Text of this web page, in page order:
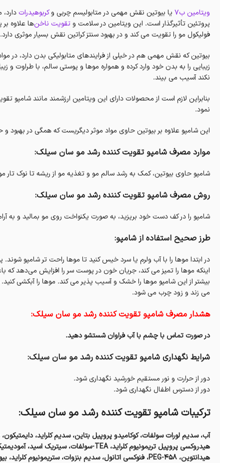
ویتامین ب7
یا بیوتین نقش مهمی در متابولیسم چربی وکربوهیدرات
پروتئین تأثیرگذار است. این ویتامین در سلامت وتقویت ناخن‌ها علاوه
فولیکول مو را تقویت می کند و در بهبود سنتز کراتین نقش بسیار موثری دارد.
بیوتین که نقش مهمی هم در خیلی از فرایندهای متابولیکی بدن دارد، در
زیبایی را به بدن خود وارد کرده و همواره موها و پوستی سالم، با طراوت و
نکند آسیب می ‌بیند.
بنابراین لازم است از محصولات دارای این ویتامین ارزشمند مانند شامپو
نمود.
این شامپو علاوه بر بیوتین حاوی مواد موثر دیگریست که همگی در بهبود
موارد مصرف شامپو تقویت کننده رشد مو سان سیلک:
شامپو حاوی بیوتین، کمک به رشد سالم مو و تغذیه مو از ریشه تا نوک تار
روش مصرف شامپو تقویت کننده رشد مو سان سیلک:
شامپو را در کف دست خود بریزید، به صورت یکنواخت روی مو بمالید و به
طرز صحیح استفاده از شامپو:
در ابتدا موها را با آب ولرم یا سرد خیس کنید تا موها راحت تر شامپو
اینکه موها را تمیز می کند، جریان خون در پوست سر را افزایش می‌دهد
بیشتر از این شامپو موها را خشک و آسیب پذیر می کند. موها را آبکشی
می زند و زود چرب می شود.
هشدار مصرف شامپو تقویت کننده رشد مو سان سیلک:
در صورت تماس با چشم با آب فراوان شستشو دهید.
شرایط نگهداری شامپو تقویت کننده رشد مو سان سیلک:
دور از حرارت و نور مستقیم خورشید نگهداری شود.
دور از دسترس اطفال نگهداری شود.
ترکیبات شامپو تقویت کننده رشد مو سان سیلک: